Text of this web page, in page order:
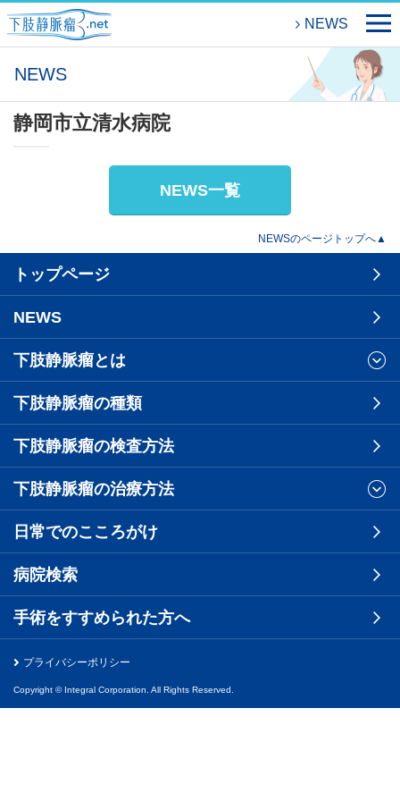
NEWS
NEWS
静岡市立清水病院
NEWS一覧
NEWSのページトップへ▲
トップページ
NEWS
下肢静脈瘤とは
下肢静脈瘤の種類
下肢静脈瘤の検査方法
下肢静脈瘤の治療方法
日常でのこころがけ
病院検索
手術をすすめられた方へ
プライバシーポリシー
Copyright © Integral Corporation. All Rights Reserved.